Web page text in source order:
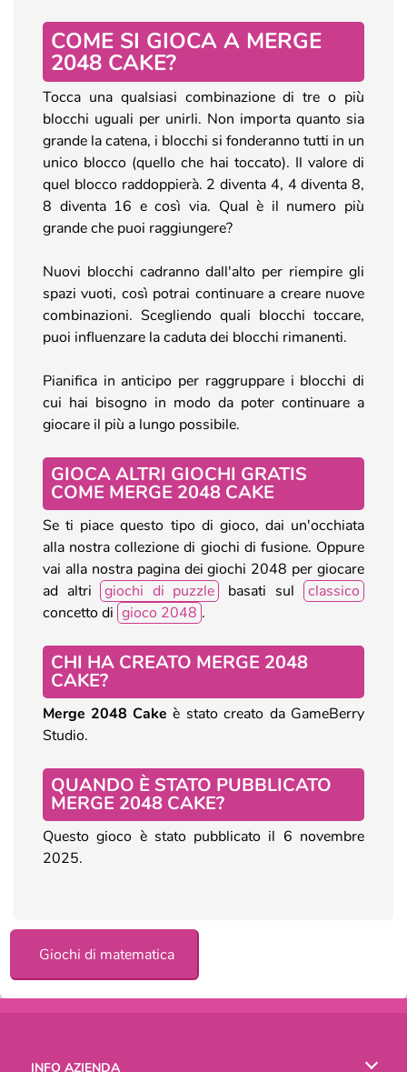
COME SI GIOCA A MERGE
2048 CAKE?
Tocca una qualsiasi combinazione di tre o più
blocchi uguali per unirli. Non importa quanto sia
grande la catena, i blocchi si fonderanno tutti in un
unico blocco (quello che hai toccato). Il valore di
quel blocco raddoppierà. 2 diventa 4, 4 diventa 8,
8 diventa 16 e così via. Qual è il numero più
grande che puoi raggiungere?
Nuovi blocchi cadranno dall'alto per riempire gli
spazi vuoti, così potrai continuare a creare nuove
combinazioni. Scegliendo quali blocchi toccare,
puoi influenzare la caduta dei blocchi rimanenti.
Pianifica in anticipo per raggruppare i blocchi di
cui hai bisogno in modo da poter continuare a
giocare il più a lungo possibile.
GIOCA ALTRI GIOCHI GRATIS
COME MERGE 2048 CAKE
Se ti piace questo tipo di gioco, dai un'occhiata
alla nostra collezione di giochi di fusione. Oppure
vai alla nostra pagina dei giochi 2048 per giocare
ad altri
giochi di puzzle basati sul
classico
concetto di gioco 2048 .
CHI HA CREATO MERGE 2048
CAKE?
Merge 2048 Cake è stato creato da GameBerry
Studio.
QUANDO È STATO PUBBLICATO
MERGE 2048 CAKE?
Questo gioco è stato pubblicato il 6 novembre
2025.
Giochi di matematica
INFO AZIENDA